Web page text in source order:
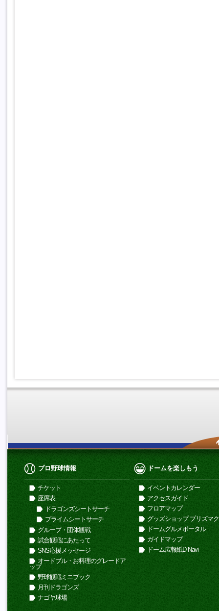
プロ野球情報
チケット
座席表
ドラゴンズシートサーチ
プライムシートサーチ
グループ・団体観戦
試合観戦にあたって
SNS応援メッセージ
オードブル・お料理のグレードア
ップ
野球観戦ミニブック
月刊ドラゴンズ
ナゴヤ球場
ドームを楽しもう
イベントカレンダー
アクセスガイド
フロアマップ
グッズショップ プリズマ
ドームグルメポータル
ガイドマップ
ドーム広報紙D-Navi